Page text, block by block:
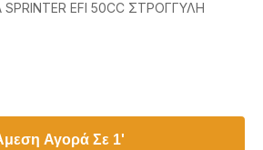
EFI 50CC ΣΤΡΟΓΓΥΛΗ
Αγορά Σε 1'